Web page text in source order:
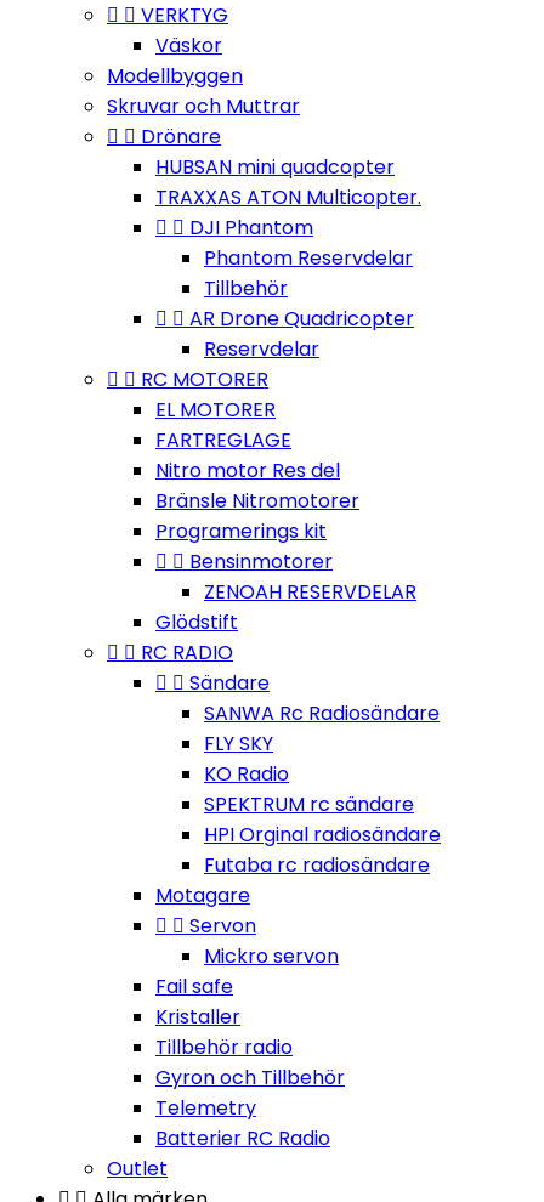
  VERKTYG
Väskor
Modellbyggen
Skruvar och Muttrar
  Drönare
HUBSAN mini quadcopter
TRAXXAS ATON Multicopter.
  DJI Phantom
Phantom Reservdelar
Tillbehör
  AR Drone Quadricopter
Reservdelar
  RC MOTORER
EL MOTORER
FARTREGLAGE
Nitro motor Res del
Bränsle Nitromotorer
Programerings kit
  Bensinmotorer
ZENOAH RESERVDELAR
Glödstift
  RC RADIO
  Sändare
SANWA Rc Radiosändare
FLY SKY
KO Radio
SPEKTRUM rc sändare
HPI Orginal radiosändare
Futaba rc radiosändare
Motagare
  Servon
Mickro servon
Fail safe
Kristaller
Tillbehör radio
Gyron och Tillbehör
Telemetry
Batterier RC Radio
Outlet